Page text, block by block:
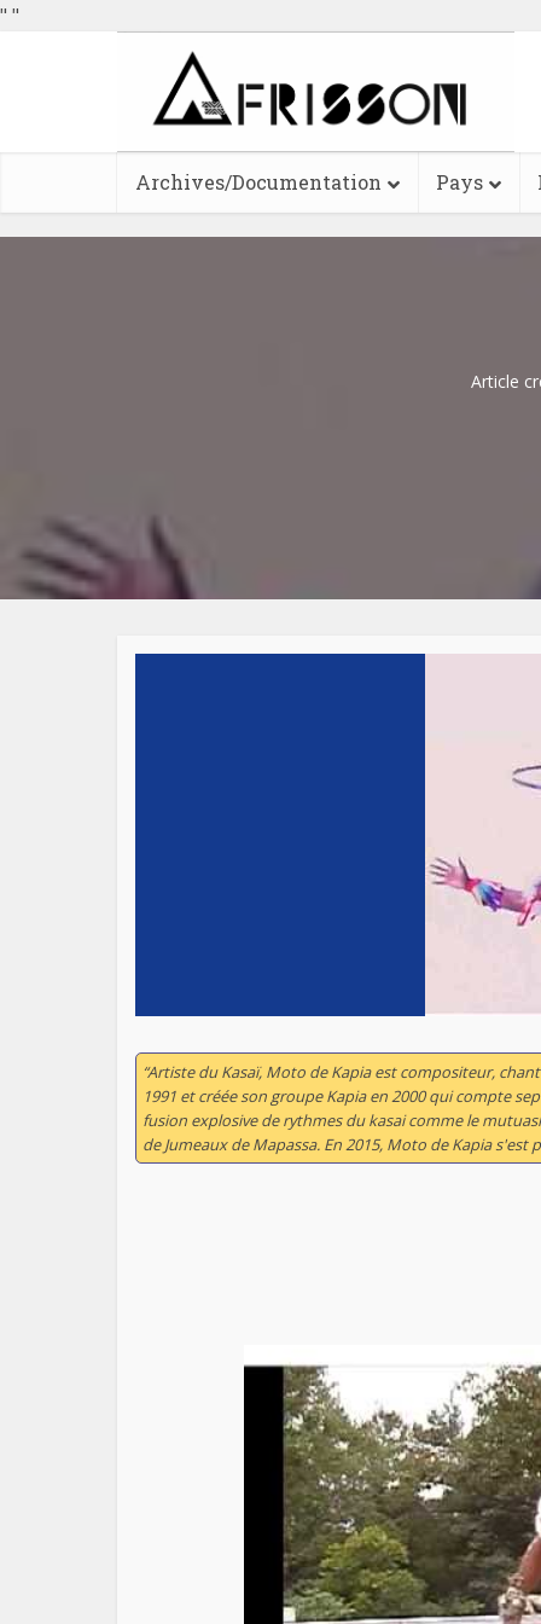
" "
Archives/Documentation Pays
Article
“Artiste du Kasaï, Moto de Kapia est compositeur,
1991 et créée son groupe Kapia en 2000 qui compte
fusion explosive de rythmes du kasai comme le
de Jumeaux de Mapassa. En 2015, Moto de Kapia